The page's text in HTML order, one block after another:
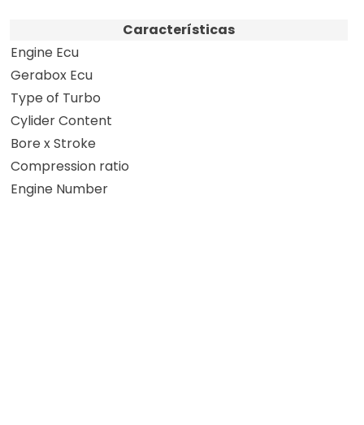
Características
Engine Ecu
Gerabox Ecu
Type of Turbo
Cylider Content
Bore x Stroke
Compression ratio
Engine Number